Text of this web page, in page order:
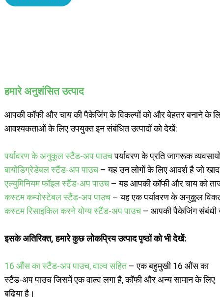
हमारे अनुशंसित उत्पाद
आपकी कॉफी और चाय की पैकेजिंग के विकल्पों को और बेहतर बनाने
आवश्यकताओं के लिए उपयुक्त इन संबंधित उत्पादों को देखें:
पर्यावरण के अनुकूल स्टैंड-अप पाउचपर्यावरण के प्रति जागरूक
बायोडिग्रेडेबल स्टैंड-अप पाउच– यह उन लोगों के लिए आदर्श है जो
एल्युमिनियम फॉइल स्टैंड-अप पाउच– यह आपकी कॉफी और चाय को
कस्टम कम्पोस्टेबल स्टैंड-अप पाउच– यह एक पर्यावरण के अनुकूल
कस्टम रिसाइकिल करने योग्य स्टैंड-अप पाउच– आपकी पैकेजिंग संबंधी
इसके अतिरिक्त, हमारे कुछ लोकप्रिय उत्पाद पृष्ठों को भी देखें:
16 औंस का स्टैंड-अप पाउच, वाल्व सहित– एक बहुमुखी 16 औंस का
स्टैंड-अप पाउच जिसमें एक वाल्व लगा है, कॉफी और अन्य सामान के लिए
बढ़िया है।